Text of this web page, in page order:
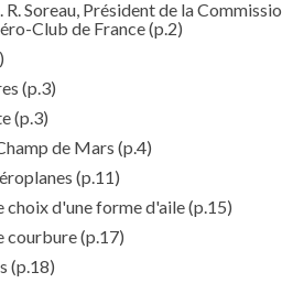
Soreau, Président de la
Club de France(p.2)
(p.3)
(p.3)
de Mars (p.4)
(p.11)
choix d'une forme d'aile(p.15)
courbure(p.17)
(p.18)